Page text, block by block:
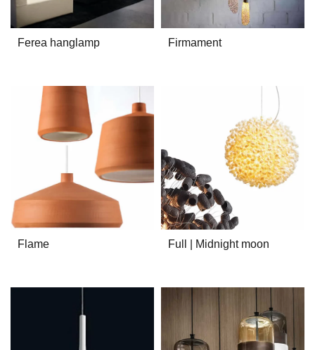
Ferea hanglamp Firmament
Flame Full | Midnight moon